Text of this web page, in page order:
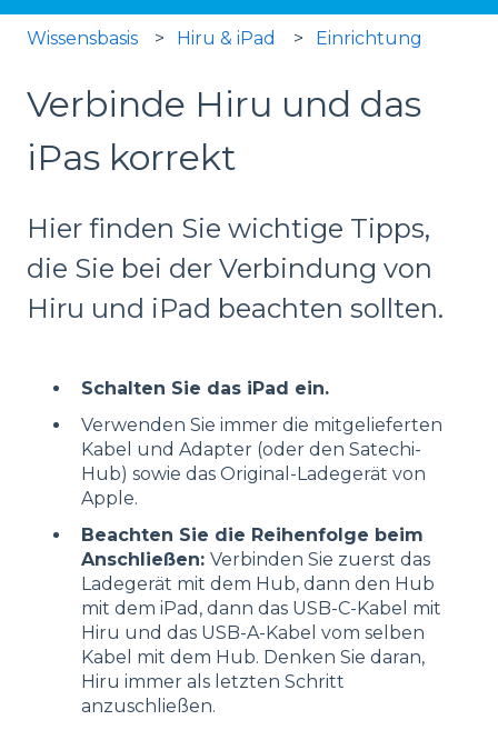
Wissensbasis Hiru & iPad Einrichtung
Verbinde Hiru und das
iPas korrekt
Hier finden Sie wichtige Tipps,
die Sie bei der Verbindung von
Hiru und iPad beachten sollten.
Schalten Sie das iPad ein.
Verwenden Sie immer die mitgelieferten
Kabel und Adapter (oder den Satechi-
Hub) sowie das Original-Ladegerät von
Apple.
Beachten Sie die Reihenfolge beim
Anschließen: Verbinden Sie zuerst das
Ladegerät mit dem Hub, dann den Hub
mit dem iPad, dann das USB-C-Kabel mit
Hiru und das USB-A-Kabel vom selben
Kabel mit dem Hub. Denken Sie daran,
Hiru immer als letzten Schritt
anzuschließen.